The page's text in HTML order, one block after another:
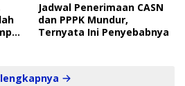
Jadwal Penerimaan CASN
dan PPPK Mundur,
Ternyata Ini Penyebabnya